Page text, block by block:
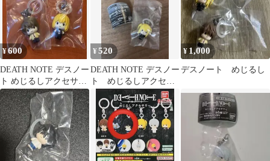
¥600
DEATH NOTE デスノー
ト めじるしアクセサリ
ー
¥520
DEATH NOTE デスノー
ト めじるしアクセサ
リー 弥海砂 ミサミサ
¥ 1,000
デスノート めじるし